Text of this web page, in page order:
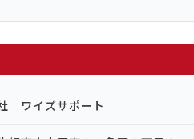
ワイズサポート